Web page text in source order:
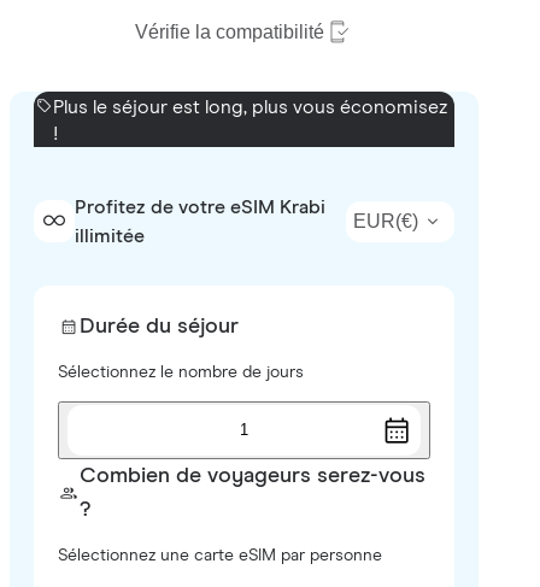
Vérifie la compatibilité
Plus le séjour est long, plus vous économisez
!
Profitez de votre eSIM Krabi
illimitée
EUR(€)
Durée du séjour
Sélectionnez le nombre de jours
1
Combien de voyageurs serez-vous
?
Sélectionnez une carte eSIM par personne